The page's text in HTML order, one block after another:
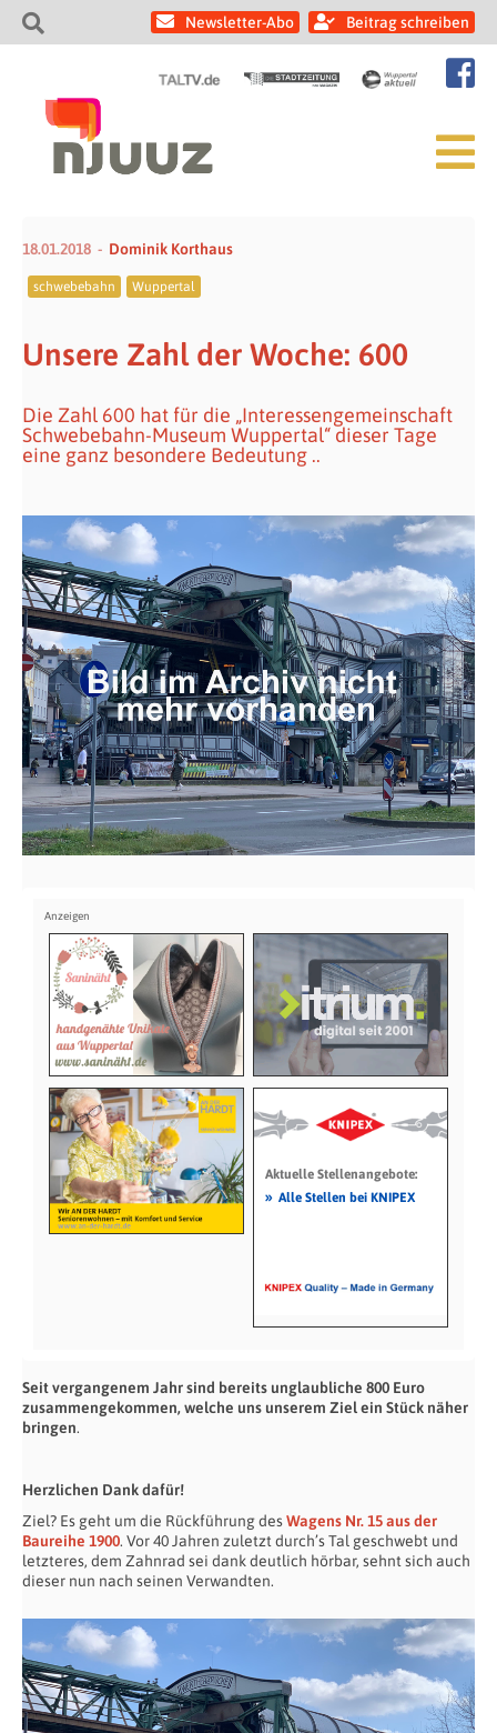
Newsletter-Abo Beitrag schreiben
18.01.2018 Dominik Korthaus
schwebebahn Wuppertal
Unsere Zahl der Woche: 600
Die Zahl 600 hat für die „Interessengemeinschaft
Schwebebahn-Museum Wuppertal“ dieser Tage
eine ganz besondere Bedeutung ..
Aktuelle Stellenangebote:
» Alle Stellen bei KNIPEX
Seit vergangenem Jahr sind bereits unglaubliche 800 Euro
zusammengekommen, welche uns unserem Ziel ein Stück näher
bringen.
Herzlichen Dank dafür!
Ziel? Es geht um die Rückführung desWagens Nr. 15 aus der
Baureihe 1900. Vor 40 Jahren zuletzt durch’s Tal geschwebt und
letzteres, dem Zahnrad sei dank deutlich hörbar, sehnt sich auch
dieser nun nach seinen Verwandten.